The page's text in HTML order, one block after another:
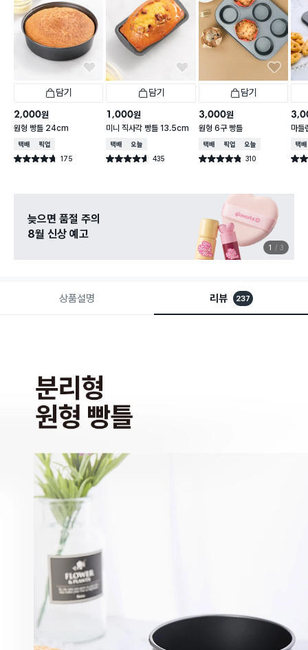
담기
2,000원
원형 빵틀 24cm
택배배송매장픽업
별점 4.7점 175
건 작성
담기
1,000원
미니 직사각 빵틀 13.5cm
택배배송오늘배송
별점 4.6점 435
건 작성
담기
3,000원
원형 6구 빵틀
택배배송매장픽업오늘배송
별점 4.8점 310
건 작성
마들
택배
별점
늦으면 품절 주의
8월 신상 예고
1 3
상품설명 리뷰 237